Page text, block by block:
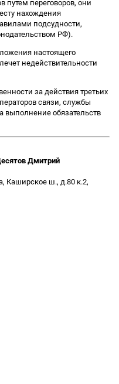
путем переговоров, они
нахождения
подсудности,
РФ).
настоящего
недействительности
за действия третьих
связи, службы
выполнение обязательств
Дмитрий
Каширское ш., д.80 к.2,